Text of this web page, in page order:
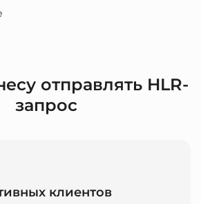
отправлять HLR-
запрос
клиентов